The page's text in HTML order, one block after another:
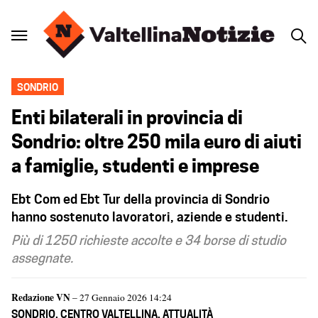
SONDRIO
Enti bilaterali in provincia di
Sondrio: oltre 250 mila euro di aiuti
a famiglie, studenti e imprese
Ebt Com ed Ebt Tur della provincia di Sondrio
hanno sostenuto lavoratori, aziende e studenti.
Più di 1250 richieste accolte e 34 borse di studio
assegnate.
Redazione VN– 27 Gennaio 2026 14:24
SONDRIO, CENTRO VALTELLINA, ATTUALITÀ